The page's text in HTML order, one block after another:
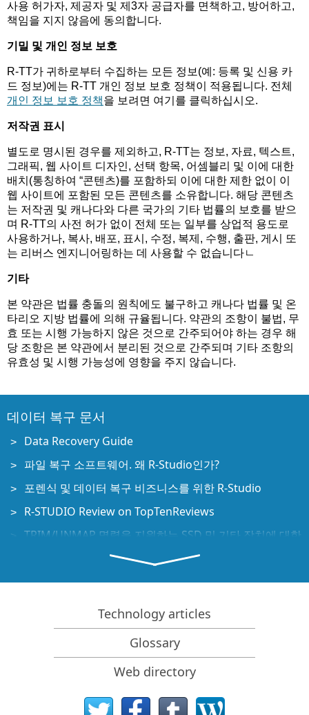
사용 허가자, 제공자 및 제3자 공급자를 면책하고, 방어하고,
책임을 지지 않음에 동의합니다.
기밀 및 개인 정보 보호
R-TT가 귀하로부터 수집하는 모든 정보(예: 등록 및 신용 카
드 정보)에는 R-TT 개인 정보 보호 정책이 적용됩니다. 전체
개인 정보 보호 정책을 보려면 여기를 클릭하십시오.
저작권 표시
별도로 명시된 경우를 제외하고, R-TT는 정보, 자료, 텍스트,
그래픽, 웹 사이트 디자인, 선택 항목, 어셈블리 및 이에 대한
배치(통칭하여 “콘텐츠)를 포함하되 이에 대한 제한 없이 이
웹 사이트에 포함된 모든 콘텐츠를 소유합니다. 해당 콘텐츠
는 저작권 및 캐나다와 다른 국가의 기타 법률의 보호를 받으
며 R-TT의 사전 허가 없이 전체 또는 일부를 상업적 용도로
사용하거나, 복사, 배포, 표시, 수정, 복제, 수행, 출판, 게시 또
는 리버스 엔지니어링하는 데 사용할 수 없습니다ㄴ
기타
본 약관은 법률 충돌의 원칙에도 불구하고 캐나다 법률 및 온
타리오 지방 법률에 의해 규율됩니다. 약관의 조항이 불법, 무
효 또는 시행 가능하지 않은 것으로 간주되어야 하는 경우 해
당 조항은 본 약관에서 분리된 것으로 간주되며 기타 조항의
유효성 및 시행 가능성에 영향을 주지 않습니다.
데이터 복구 문서
Data Recovery Guide
파일 복구 소프트웨어. 왜 R-Studio인가?
포렌식 및 데이터 복구 비즈니스를 위한 R-Studio
R-STUDIO Review on TopTenReviews
TRIM/UNMAP 명령을 지원하는 SSD 및 기타 장치에 대한
Recovery of Overwritten Data
Emergency File Recovery Using R-Studio Emergency
RAID 복구 프레젠테이션
Technology articles
Glossary
Web directory